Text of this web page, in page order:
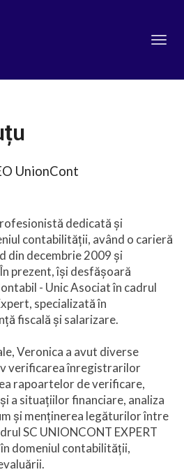
UnionCont
dedicată și
contabilității, având o carieră
din decembrie 2009 și
prezent, își desfășoară
- Unic Asociat în cadrul
specializată în
fiscală și salarizare.
Veronica a avut diverse
verificarea înregistrarilor
rapoartelor de verificare,
a situațiilor financiare, analiza
și menținerea legăturilor între
SC UNIONCONT EXPERT
domeniul contabilității,